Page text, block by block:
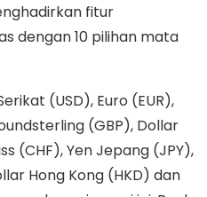
fitur
dengan 10 pilihan mata
(USD), Euro (EUR),
(GBP), Dollar
(CHF), Yen Jepang (JPY),
Hong Kong (HKD) dan